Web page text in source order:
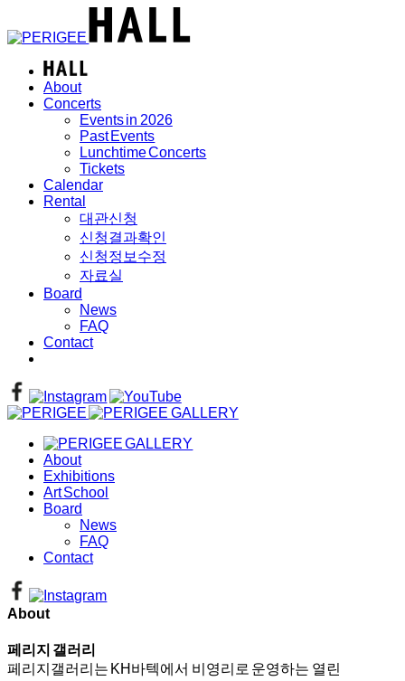
About
Concerts
Events in 2026
Past Events
Lunchtime Concerts
Tickets
Calendar
Rental
대관신청
신청결과확인
신청정보수정
자료실
Board
News
FAQ
Contact
About
Exhibitions
Art School
Board
News
FAQ
Contact
About
페리지 갤러리
페리지갤러리는 KH바텍에서 비영리로 운영하는 열린